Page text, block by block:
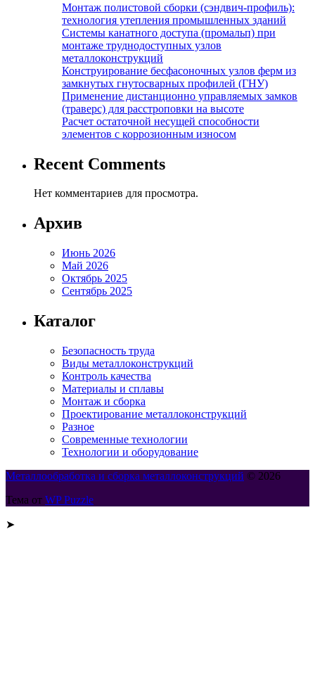
Монтаж полистовой сборки (сэндвич-профиль):
технология утепления промышленных зданий
Системы канатного доступа (промальп) при
монтаже труднодоступных узлов
металлоконструкций
Конструирование бесфасоночных узлов ферм из
замкнутых гнутосварных профилей (ГНУ)
Применение дистанционно управляемых замков
(траверс) для расстроповки на высоте
Расчет остаточной несущей способности
элементов с коррозионным износом
Recent Comments
Нет комментариев для просмотра.
Архив
Июнь 2026
Май 2026
Октябрь 2025
Сентябрь 2025
Каталог
Безопасность труда
Виды металлоконструкций
Контроль качества
Материалы и сплавы
Монтаж и сборка
Проектирование металлоконструкций
Разное
Современные технологии
Технологии и оборудование
Металлообработка и сборка металлоконструкций © 2026
Тема от WP Puzzle
➤